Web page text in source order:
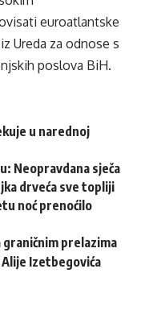
euroatlantske
Ureda za odnose s
poslova BiH.
u narednoj
Neopravdana sječa
drveća sve topliji
noć prenoćilo
graničnim prelazima
Alije Izetbegovića